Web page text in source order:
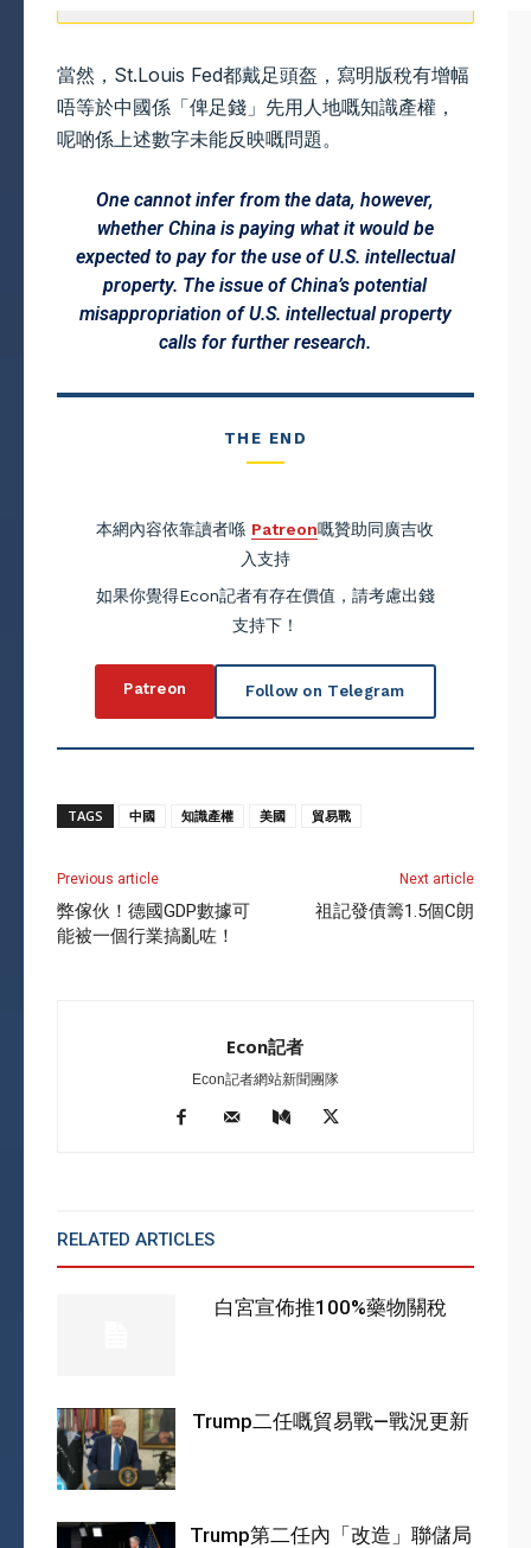
當然，St.Louis Fed都戴足頭盔，寫明版稅有增幅
唔等於中國係「俾足錢」先用人地嘅知識產權，
呢啲係上述數字未能反映嘅問題。
One cannot infer from the data, however,
whether China is paying what it would be
expected to pay for the use of U.S. intellectual
property. The issue of China’s potential
misappropriation of U.S. intellectual property
calls for further research.
THE END
本網內容依靠讀者喺 Patreon嘅贊助同廣吉收
入支持
如果你覺得Econ記者有存在價值，請考慮出錢
支持下！
Patreon Follow on Telegram
TAGS 中國 知識產權 美國 貿易戰
Previous article
弊傢伙！德國GDP數據可
能被一個行業搞亂咗！
Next article
祖記發債籌1.5個C朗
Econ記者
Econ記者網站新聞團隊
RELATED ARTICLES
白宮宣佈推100%藥物關稅
Trump二任嘅貿易戰—戰況更新
Trump第二任內「改造」聯儲局